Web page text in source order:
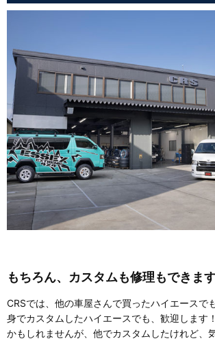
もちろん、カスタムも修理もできます
CRSでは、他の車屋さんで買ったハイエースで
身でカスタムしたハイエースでも、歓迎します
かもしれませんが、他でカスタムしたけれど、